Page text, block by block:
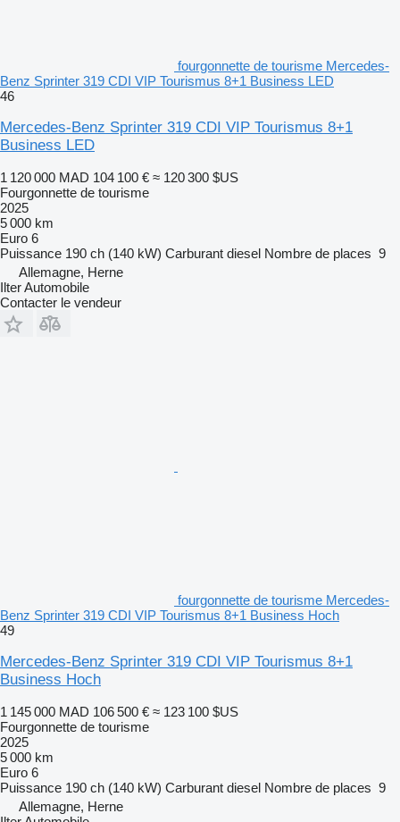
fourgonnette de tourisme Mercedes-
Benz Sprinter 319 CDI VIP Tourismus 8+1 Business LED
46
Mercedes-Benz Sprinter 319 CDI VIP Tourismus 8+1
Business LED
1 120 000 MAD 104 100 € ≈ 120 300 $US
Fourgonnette de tourisme
2025
5 000 km
Euro 6
Puissance 190 ch (140 kW) Carburant diesel Nombre de places 9
Allemagne, Herne
Ilter Automobile
Contacter le vendeur
fourgonnette de tourisme Mercedes-
Benz Sprinter 319 CDI VIP Tourismus 8+1 Business Hoch
49
Mercedes-Benz Sprinter 319 CDI VIP Tourismus 8+1
Business Hoch
1 145 000 MAD 106 500 € ≈ 123 100 $US
Fourgonnette de tourisme
2025
5 000 km
Euro 6
Puissance 190 ch (140 kW) Carburant diesel Nombre de places 9
Allemagne, Herne